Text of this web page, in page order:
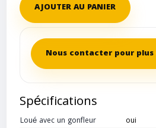
AJOUTER AU PANIER
Nous contacter pour
Spécifications
Loué avec un gonfleur oui